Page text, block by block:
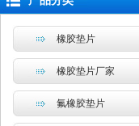
橡胶垫片
橡胶垫片厂家
氟橡胶垫片